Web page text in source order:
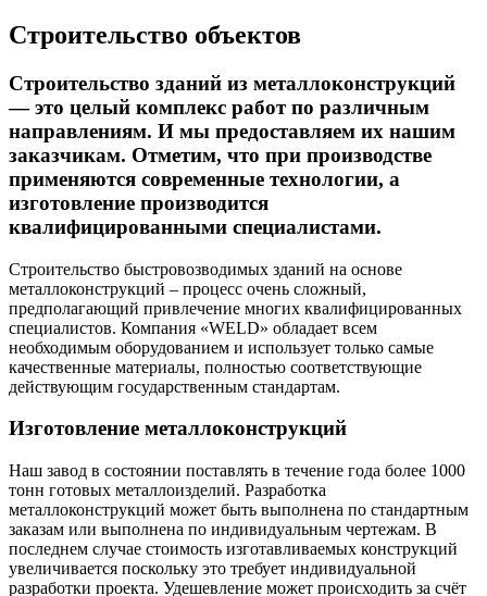
Строительство объектов
Строительство зданий из металлоконструкций
— это целый комплекс работ по различным
направлениям. И мы предоставляем их нашим
заказчикам. Отметим, что при производстве
применяются современные технологии, а
изготовление производится
квалифицированными специалистами.
Строительство быстровозводимых зданий на основе
металлоконструкций – процесс очень сложный,
предполагающий привлечение многих квалифицированных
специалистов. Компания «WELD» обладает всем
необходимым оборудованием и использует только самые
качественные материалы, полностью соответствующие
действующим государственным стандартам.
Изготовление металлоконструкций
Наш завод в состоянии поставлять в течение года более 1000
тонн готовых металлоизделий. Разработка
металлоконструкций может быть выполнена по стандартным
заказам или выполнена по индивидуальным чертежам. В
последнем случае стоимость изготавливаемых конструкций
увеличивается поскольку это требует индивидуальной
разработки проекта. Удешевление может происходить за счёт